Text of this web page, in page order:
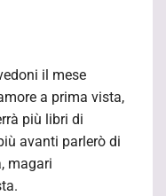
il mese
a prima vista,
più libri di
avanti parlerò di
magari